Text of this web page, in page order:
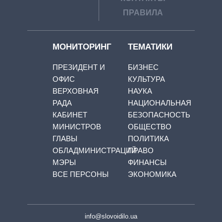
ПРАВИЛА
МОНИТОРИНГ
ПРЕЗИДЕНТ И
ОФИС
ВЕРХОВНАЯ
РАДА
КАБИНЕТ
МИНИСТРОВ
ГЛАВЫ
ОБЛАДМИНИСТРАЦИЙ
МЭРЫ
ВСЕ ПЕРСОНЫ
ТЕМАТИКИ
БИЗНЕС
КУЛЬТУРА
НАУКА
НАЦИОНАЛЬНАЯ
БЕЗОПАСНОСТЬ
ОБЩЕСТВО
ПОЛИТИКА
ПРАВО
ФИНАНСЫ
ЭКОНОМИКА
info@slovoidilo.ua